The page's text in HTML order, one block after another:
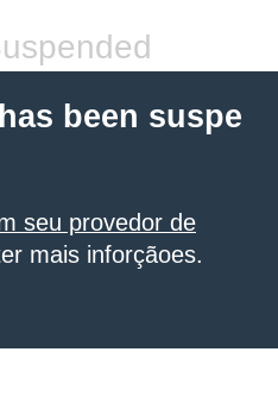
been suspe
seu provedor de
mais inforçãoes.